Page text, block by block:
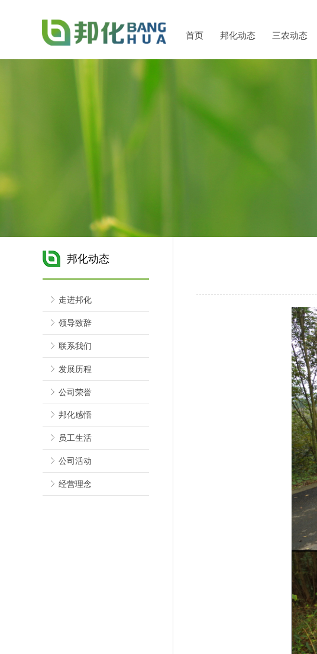
首页 邦化动态 三农动态
邦化动态
ꁕ 走进邦化
ꁕ 领导致辞
ꁕ 联系我们
ꁕ 发展历程
ꁕ 公司荣誉
ꁕ 邦化感悟
ꁕ 员工生活
ꁕ 公司活动
ꁕ 经营理念